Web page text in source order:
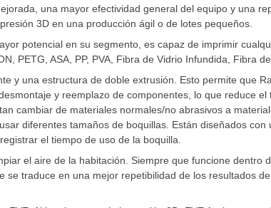
una mayor efectividad general del equipo y una
3D en una producción ágil o de lotes pequeños.
potencial en su segmento, es capaz de imprimir
PETG, ASA, PP, PVA, Fibra de Vidrio Infundida, Fibra
y una estructura de doble extrusión. Esto permite que
y reemplazo de componentes, lo que reduce
cambiar de materiales normales/no abrasivos a
diferentes tamaños de boquillas. Están diseñados
el tiempo de uso de la boquilla.
el aire de la habitación. Siempre que funcione dentro
traduce en una mejor repetibilidad de los resultados